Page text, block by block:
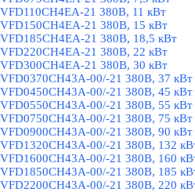
VFD110CH4EA-21 380В, 11 кВт
VFD150CH4EA-21 380В, 15 кВт
VFD185CH4EA-21 380В, 18,5 кВт
VFD220CH4EA-21 380В, 22 кВт
VFD300CH4EA-21 380В, 30 кВт
VFD0370CH43A-00/-21 380В, 37 кВт
VFD0450CH43A-00/-21 380В, 45 кВт
VFD0550CH43A-00/-21 380В, 55 кВт
VFD0750CH43A-00/-21 380В, 75 кВт
VFD0900CH43A-00/-21 380В, 90 кВт
VFD1320CH43A-00/-21 380В, 132
VFD1600CH43A-00/-21 380В, 160
VFD1850CH43A-00/-21 380В, 185
VFD2200CH43A-00/-21 380В, 220